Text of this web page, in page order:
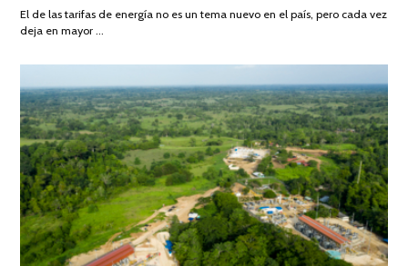
DE
El de las tarifas de energía no es un tema nuevo en el país, pero cada vez
deja en mayor …